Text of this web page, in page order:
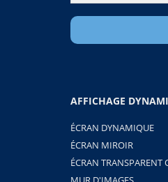
AFFICHAGE
ÉCRAN DYNAMIQUE
ÉCRAN MIROIR
ÉCRAN TRANSPARENT